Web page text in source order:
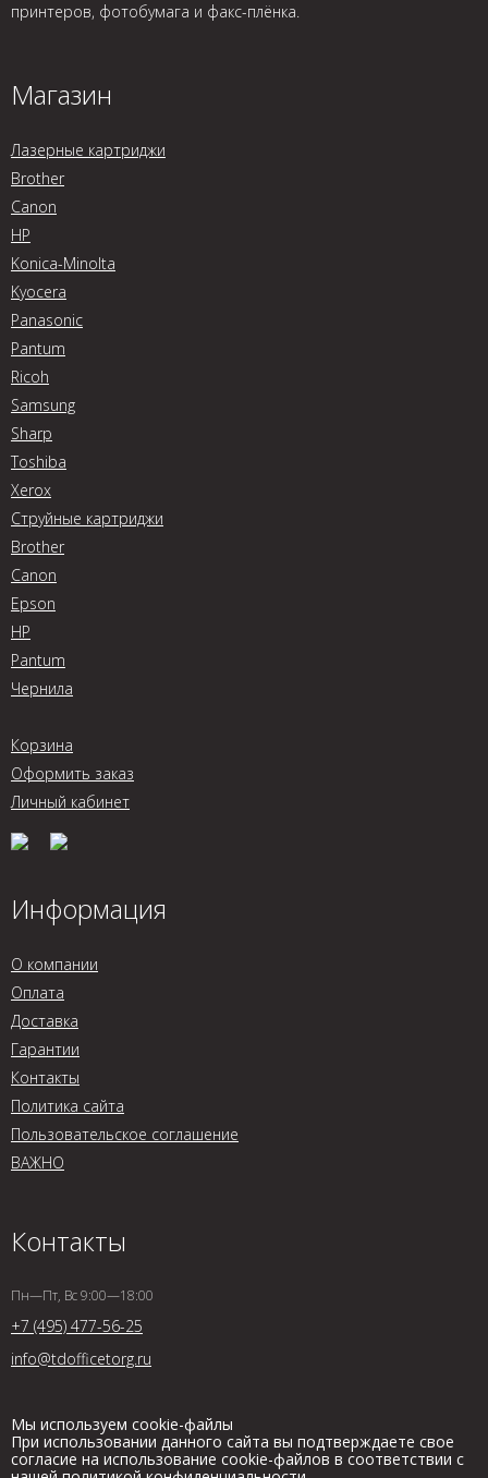
принтеров, фотобумага и факс-плёнка.
Магазин
Лазерные картриджи
Brother
Canon
HP
Konica-Minolta
Kyocera
Panasonic
Pantum
Ricoh
Samsung
Sharp
Toshiba
Xerox
Струйные картриджи
Brother
Canon
Epson
HP
Pantum
Чернила
Корзина
Оформить заказ
Личный кабинет
Информация
О компании
Оплата
Доставка
Гарантии
Контакты
Политика сайта
Пользовательское соглашение
ВАЖНО
Контакты
Пн—Пт, Вс 9:00—18:00
+7 (495) 477-56-25
info@tdofficetorg.ru
Мы используем cookie-файлы
При использовании данного сайта вы подтверждаете свое
согласие на использование cookie-файлов в соответствии с